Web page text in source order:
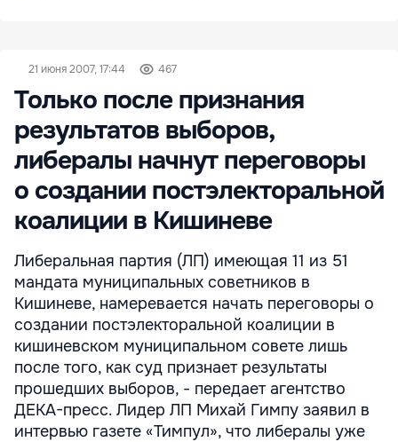
21 июня 2007, 17:44 467
Только после признания
результатов выборов,
либералы начнут переговоры
о создании постэлекторальной
коалиции в Кишиневе
Либеральная партия (ЛП) имеющая 11 из 51
мандата муниципальных советников в
Кишиневе, намеревается начать переговоры о
создании постэлекторальной коалиции в
кишиневском муниципальном совете лишь
после того, как суд признает результаты
прошедших выборов, - передает агентство
ДЕКА-пресс. Лидер ЛП Михай Гимпу заявил в
интервью газете «Тимпул», что либералы уже